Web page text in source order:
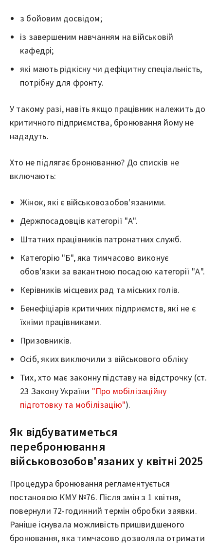
з бойовим досвідом;
із завершеним навчанням на військовій
кафедрі;
які мають рідкісну чи дефіцитну спеціальність,
потрібну для фронту.
У такому разі, навіть якщо працівник належить до
критичного підприємства, бронювання йому не
нададуть.
Хто не підлягає бронюванню? До списків не
включають:
Жінок, які є військовозобов'язаними.
Держпосадовців категорії "А".
Штатних працівників патронатних служб.
Категорію "Б", яка тимчасово виконує
обов'язки за вакантною посадою категорії "А".
Керівників місцевих рад та міських голів.
Бенефіціарів критичних підприємств, які не є
їхніми працівниками.
Призовників.
Осіб, яких виключили з військового обліку
Тих, хто має законну підставу на відстрочку (ст.
23 Закону України "Про мобілізаційну
підготовку та мобілізацію").
Як відбуватиметься
перебронювання
військовозобов'язаних у квітні 2025
Процедура бронювання регламентується
постановою КМУ №76. Після змін з 1 квітня,
повернули 72-годинний термін обробки заявки.
Раніше існувала можливість пришвидшеного
бронювання, яка тимчасово дозволяла отримати